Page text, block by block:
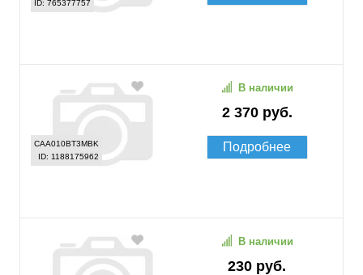
ID: 765377757
CAA010BT3MBK
ID: 1188175962
2 370 руб.
В наличии
Подробнее
230 руб.
В наличии